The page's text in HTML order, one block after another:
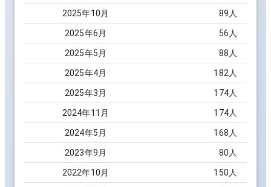
2025年10 月 89 人
2025年6 月 56 人
2025年5 月 88 人
2025年4月 182 人
2025年3 月 174人
2024年11 月 174人
2024年5 月 168 人
2023年9 月 80 人
2022年10 月 150 人